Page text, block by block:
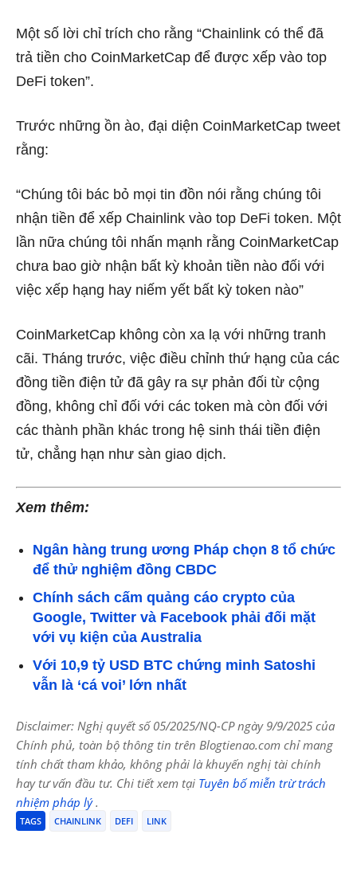
Một số lời chỉ trích cho rằng “Chainlink có thể đã
trả tiền cho CoinMarketCap để được xếp vào top
DeFi token”.
Trước những ồn ào, đại diện CoinMarketCap tweet
rằng:
“Chúng tôi bác bỏ mọi tin đồn nói rằng chúng tôi
nhận tiền để xếp Chainlink vào top DeFi token. Một
lần nữa chúng tôi nhấn mạnh rằng CoinMarketCap
chưa bao giờ nhận bất kỳ khoản tiền nào đối với
việc xếp hạng hay niếm yết bất kỳ token nào”
CoinMarketCap không còn xa lạ với những tranh
cãi. Tháng trước, việc điều chỉnh thứ hạng của các
đồng tiền điện tử đã gây ra sự phản đối từ cộng
đồng, không chỉ đối với các token mà còn đối với
các thành phần khác trong hệ sinh thái tiền điện
tử, chẳng hạn như sàn giao dịch.
Xem thêm:
Ngân hàng trung ương Pháp chọn 8 tổ chức
để thử nghiệm đồng CBDC
Chính sách cấm quảng cáo crypto của
Google, Twitter và Facebook phải đối mặt
với vụ kiện của Australia
Với 10,9 tỷ USD BTC chứng minh Satoshi
vẫn là ‘cá voi’ lớn nhất
Disclaimer: Nghị quyết số 05/2025/NQ-CP ngày 9/9/2025 của
Chính phủ, toàn bộ thông tin trên Blogtienao.com chỉ mang
tính chất tham khảo, không phải là khuyến nghị tài chính
hay tư vấn đầu tư. Chi tiết xem tại Tuyên bố miễn trừ trách
nhiệm pháp lý.
TAGS CHAINLINK DEFI LINK